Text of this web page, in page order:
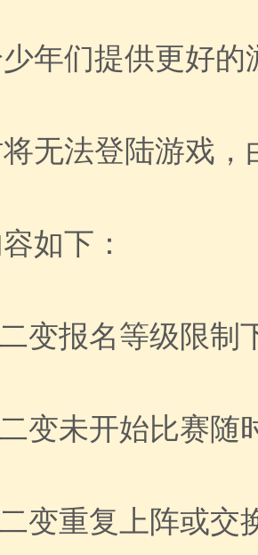
年们提供更好
无法登陆游戏
如下：
变报名等级限制
变未开始比赛随
变重复上阵或交